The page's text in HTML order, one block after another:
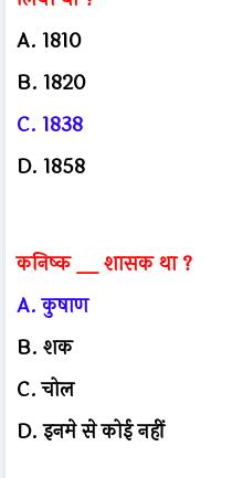
A. 1810
B. 1820
C. 1838
D. 1858
कनिष्क __ शासक था ?
A. कुषाण
B. शक
C. चोल
D. इनमे से कोई नहीं